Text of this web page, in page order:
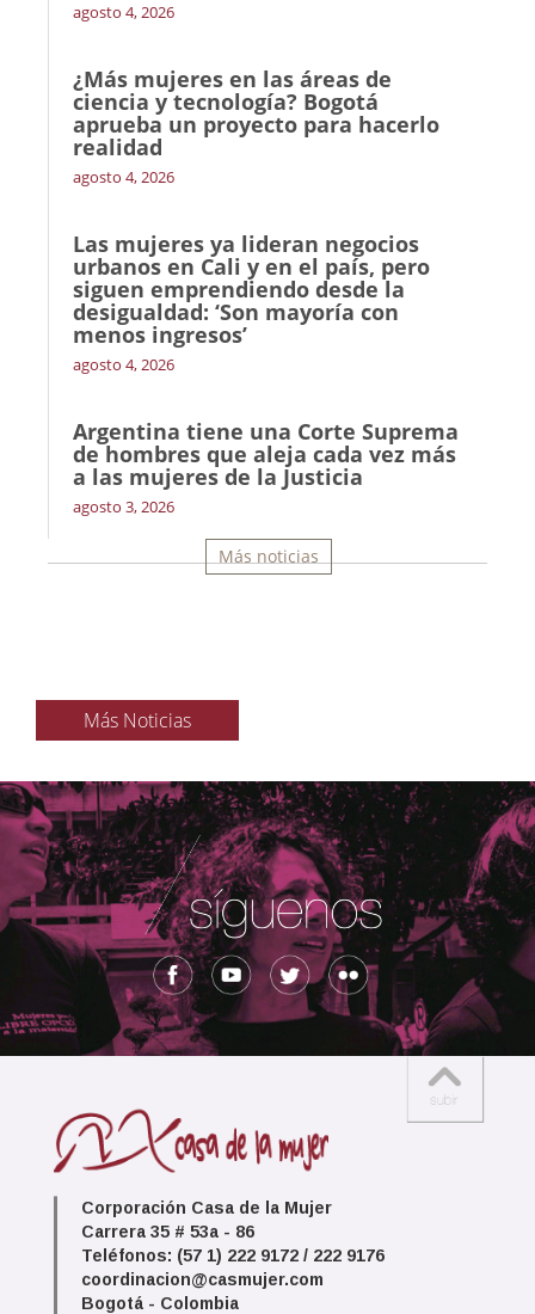
agosto 4, 2026
¿Más mujeres en las áreas de
ciencia y tecnología? Bogotá
aprueba un proyecto para hacerlo
realidad
agosto 4, 2026
Las mujeres ya lideran negocios
urbanos en Cali y en el país, pero
siguen emprendiendo desde la
desigualdad: ‘Son mayoría con
menos ingresos’
agosto 4, 2026
Argentina tiene una Corte Suprema
de hombres que aleja cada vez más
a las mujeres de la Justicia
agosto 3, 2026
Más noticias
Más Noticias
Corporación Casa de la Mujer
Carrera 35 # 53a - 86
Teléfonos: (57 1) 222 9172 / 222 9176
coordinacion@casmujer.com
Bogotá - Colombia